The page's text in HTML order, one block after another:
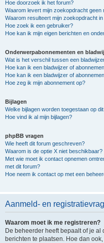
Hoe doorzoek ik het forum?
Waarom levert mijn zoekopdracht geen
Waarom resulteert mijn zoekopdracht
Hoe zoek ik een gebruiker?
Hoe kan ik mijn eigen berichten en
Onderwerpabonnementen en
Wat is het verschil tussen een
Hoe kan ik een bladwijzer of
Hoe kan ik een bladwijzer of
Hoe zeg ik mijn abonnement op?
Bijlagen
Welke bijlagen worden toegestaan op
Hoe vind ik al mijn bijlagen?
phpBB vragen
Wie heeft dit forum geschreven?
Waarom is de optie X niet beschikbaar?
Met wie moet ik contact opnemen
met dit forum?
Hoe neem ik contact op met een
Aanmeld- en
Waarom moet ik me registreren?
De beheerder heeft bepaalt of je
berichten te plaatsen. Hoe dan